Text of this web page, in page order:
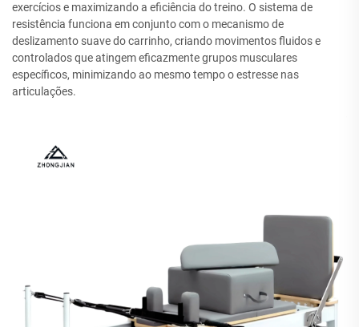
exercícios e maximizando a eficiência do treino. O sistema de
resistência funciona em conjunto com o mecanismo de
deslizamento suave do carrinho, criando movimentos fluidos e
controlados que atingem eficazmente grupos musculares
específicos, minimizando ao mesmo tempo o estresse nas
articulações.